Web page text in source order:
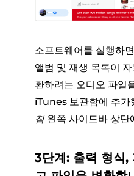
소프트웨어를 실행하
앨범 및 재생 목록이
환하려는 오디오 파일
iTunes 보관함에 추가
침왼쪽 사이드바 상단
3단계: 출력 형식,